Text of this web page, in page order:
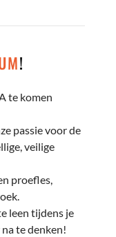
!
te komen
passie voor de
veilige
proefles,
leen tijdens je
te denken!